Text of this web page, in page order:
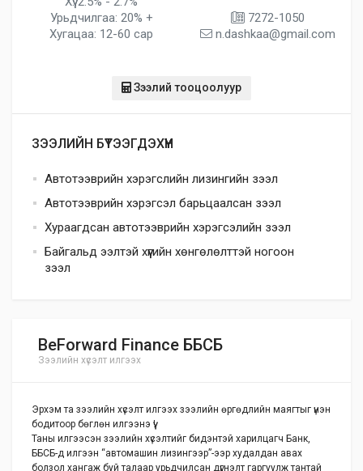
Урьдчилгаа: 20% +
Хугацаа: 12-60 сар
7272-1050
n.dashkaa@gmail.com
Зээлий тооцоолуур
ЗЭЭЛИЙН БҮТЭЭГДЭХҮҮН
Автотээврийн хэрэгслийн лизингийн зээл
Автотээврийн хэрэгсэл барьцаалсан зээл
Хураагдсан автотээврийн хэрэгсэлийн зээл
Байгальд ээлтэй хүүгийн хөнгөлөлттэй ногоон
зээл
BeForward Finance ББСБ
Зээлийн хүсэлт илгээх
Эрхэм та зээлийн хүсэлт илгээх зээлийн өргөдлийн маягтыг үнэн
бодитоор бөглөн илгээнэ үү!
Таны илгээсэн зээлийн хүсэлтийг бидэнтэй харилцагч Банк,
ББСБ-д илгээн “автомашин лизингээр”-ээр худалдан авах
болзол хангаж буй талаар урьдчилсан дүгнэлт гаргуулж тантай